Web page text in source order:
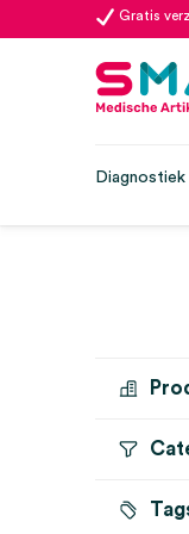
Gratis
Diagnostiek